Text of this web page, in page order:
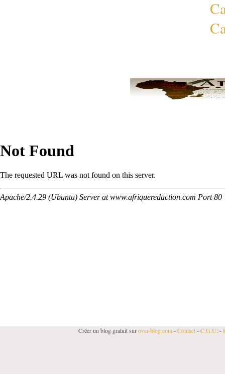
Créer un blog gratuit surover-blog.com-Contact-C.G.U. -